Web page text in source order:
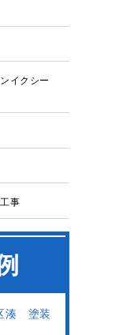
イクシー
事
湊 塗装